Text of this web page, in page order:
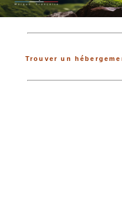
Trouver un